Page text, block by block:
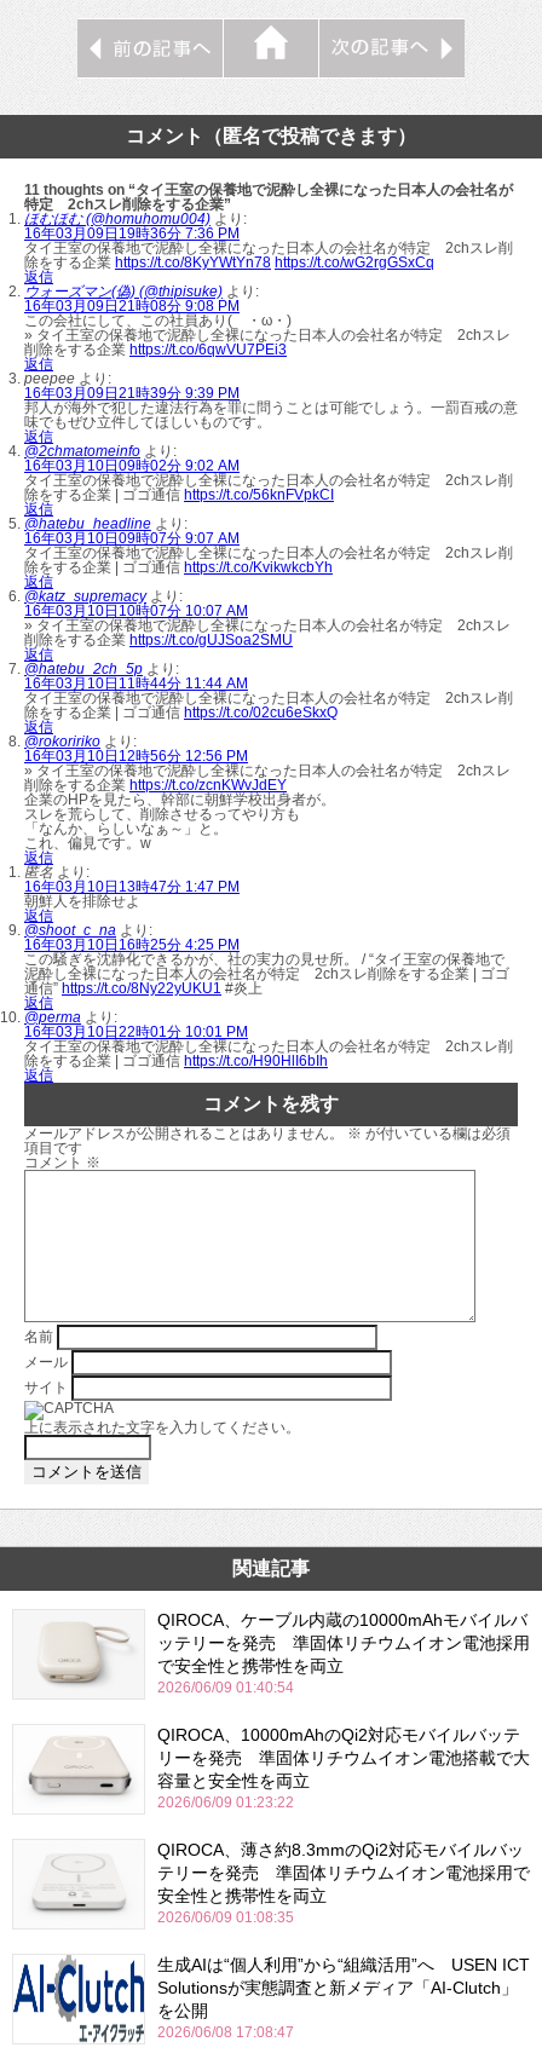
コメント（匿名で投稿できます）
11 thoughts on “タイ王室の保養地で泥酔し全裸になった日本人の会社名が
特定 2chスレ削除をする企業”
ほむほむ (@homuhomu004) より:
16年03月09日19時36分 7:36 PM
タイ王室の保養地で泥酔し全裸になった日本人の会社名が特定 2chスレ削
除をする企業 https://t.co/8KyYWtYn78 https://t.co/wG2rgGSxCq
返信
ウォーズマン(偽) (@thipisuke) より:
16年03月09日21時08分 9:08 PM
この会社にして、この社員あり( ・ω・)
» タイ王室の保養地で泥酔し全裸になった日本人の会社名が特定 2chスレ
削除をする企業 https://t.co/6qwVU7PEi3
返信
peepee より:
16年03月09日21時39分 9:39 PM
邦人が海外で犯した違法行為を罪に問うことは可能でしょう。一罰百戒の意
味でもぜひ立件してほしいものです。
返信
@2chmatomeinfo より:
16年03月10日09時02分 9:02 AM
タイ王室の保養地で泥酔し全裸になった日本人の会社名が特定 2chスレ削
除をする企業 | ゴゴ通信 https://t.co/56knFVpkCI
返信
@hatebu_headline より:
16年03月10日09時07分 9:07 AM
タイ王室の保養地で泥酔し全裸になった日本人の会社名が特定 2chスレ削
除をする企業 | ゴゴ通信 https://t.co/KvikwkcbYh
返信
@katz_supremacy より:
16年03月10日10時07分 10:07 AM
» タイ王室の保養地で泥酔し全裸になった日本人の会社名が特定 2chスレ
削除をする企業 https://t.co/gUJSoa2SMU
返信
@hatebu_2ch_5p より:
16年03月10日11時44分 11:44 AM
タイ王室の保養地で泥酔し全裸になった日本人の会社名が特定 2chスレ削
除をする企業 | ゴゴ通信 https://t.co/02cu6eSkxQ
返信
@rokoririko より:
16年03月10日12時56分 12:56 PM
» タイ王室の保養地で泥酔し全裸になった日本人の会社名が特定 2chスレ
削除をする企業 https://t.co/zcnKWvJdEY
企業のHPを見たら、幹部に朝鮮学校出身者が。
スレを荒らして、削除させるってやり方も
「なんか、らしいなぁ～」と。
これ、偏見です。w
返信
匿名 より:
16年03月10日13時47分 1:47 PM
朝鮮人を排除せよ
返信
@shoot_c_na より:
16年03月10日16時25分 4:25 PM
この騒ぎを沈静化できるかが、社の実力の見せ所。 / “タイ王室の保養地で
泥酔し全裸になった日本人の会社名が特定 2chスレ削除をする企業 | ゴゴ
通信” https://t.co/8Ny22yUKU1 #炎上
返信
@perma より:
16年03月10日22時01分 10:01 PM
タイ王室の保養地で泥酔し全裸になった日本人の会社名が特定 2chスレ削
除をする企業 | ゴゴ通信 https://t.co/H90HlI6bIh
返信
コメントを残す
メールアドレスが公開されることはありません。 ※ が付いている欄は必須
項目です
コメント ※
名前
メール
サイト
上に表示された文字を入力してください。
関連記事
QIROCA、ケーブル内蔵の10000mAhモバイルバ
ッテリーを発売 準固体リチウムイオン電池採用
で安全性と携帯性を両立
2026/06/09 01:40:54
QIROCA、10000mAhのQi2対応モバイルバッテ
リーを発売 準固体リチウムイオン電池搭載で大
容量と安全性を両立
2026/06/09 01:23:22
QIROCA、薄さ約8.3mmのQi2対応モバイルバッ
テリーを発売 準固体リチウムイオン電池採用で
安全性と携帯性を両立
2026/06/09 01:08:35
生成AIは“個人利用”から“組織活用”へ USEN ICT
Solutionsが実態調査と新メディア「AI-Clutch」
を公開
2026/06/08 17:08:47